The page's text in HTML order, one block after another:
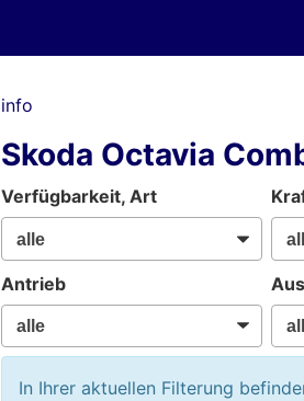
info
Skoda Octavia
Verfügbarkeit, Art
Antrieb
In Ihrer aktuellen Filterung